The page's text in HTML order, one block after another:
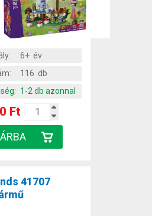
6+ év
116 db
1-2 db azonnal
Ft
41707